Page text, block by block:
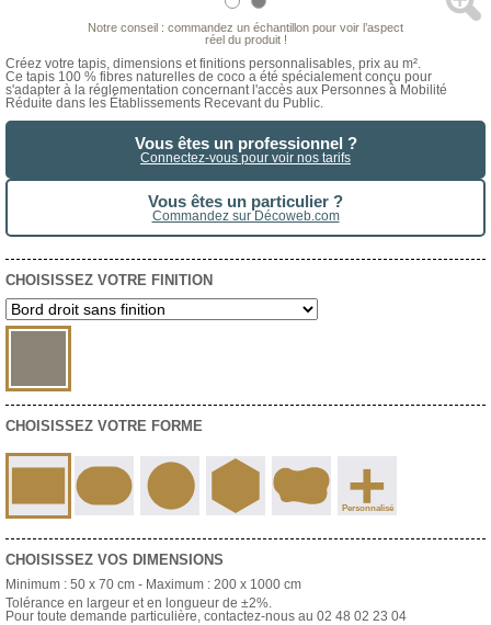
Notre conseil : commandez un échantillon pour voir l’aspect
réel du produit !
Créez votre tapis, dimensions et finitions personnalisables, prix au m².
Ce tapis 100 % fibres naturelles de coco a été spécialement conçu pour
s'adapter à la réglementation concernant l'accès aux Personnes à Mobilité
Réduite dans les Établissements Recevant du Public.
Vous êtes un professionnel ?
Connectez-vous pour voir nos tarifs
Vous êtes un particulier ?
Commandez sur Décoweb.com
CHOISISSEZ VOTRE FINITION
CHOISISSEZ VOTRE FORME
+
Personnalisé
CHOISISSEZ VOS DIMENSIONS
Minimum : 50 x 70 cm - Maximum : 200 x 1000 cm
Tolérance en largeur et en longueur de ±2%.
Pour toute demande particulière, contactez-nous au 02 48 02 23 04